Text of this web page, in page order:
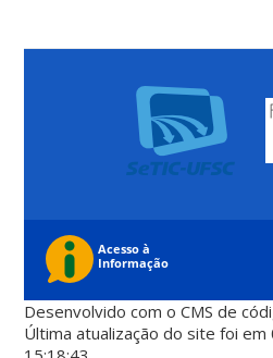
Desenvolvido com o CMS de
Última atualização do site foi